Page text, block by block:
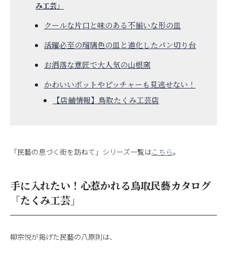
み工芸」
クールな片口と味のある不揃いな形の皿
活躍必至の瑠璃色の皿と進化したパン切り台
お洒落な意匠で大人気の山根窯
かわいいポットやピッチャーも見逃せない！
【店舗情報】鳥取たくみ工芸店
「民藝の息づく街を訪ねて」シリーズ一覧はこちら。
手に入れたい！心惹かれる鳥取民藝カタログ
「たくみ工芸」
柳宗悦が掲げた民藝の八原則は、